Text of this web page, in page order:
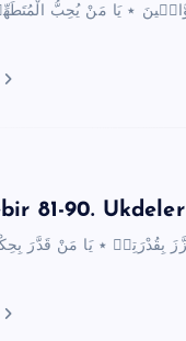
81-90. Ukdeler